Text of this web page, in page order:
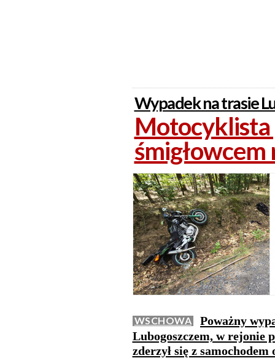
Wypadek na trasie
WSCHOWA
Poważny
Lubogoszczem, w rejonie
zderzył się z